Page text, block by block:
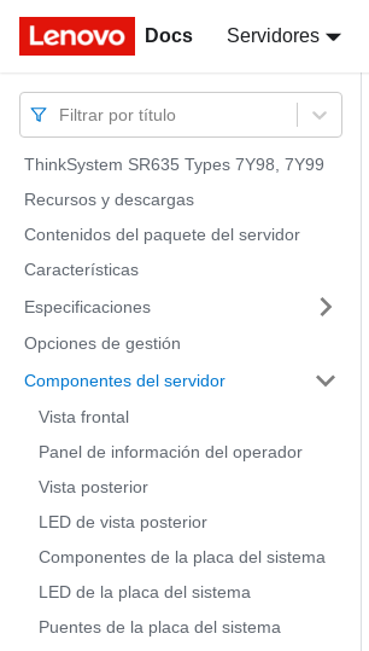
Docs Servidores
Docs
Filtrar por título
ThinkSystem SR635 Types 7Y98, 7Y99
Recursos y descargas
Contenidos del paquete del servidor
Características
Especificaciones
Opciones de gestión
Componentes del servidor
Vista frontal
Panel de información del operador
Vista posterior
LED de vista posterior
Componentes de la placa del sistema
LED de la placa del sistema
Puentes de la placa del sistema